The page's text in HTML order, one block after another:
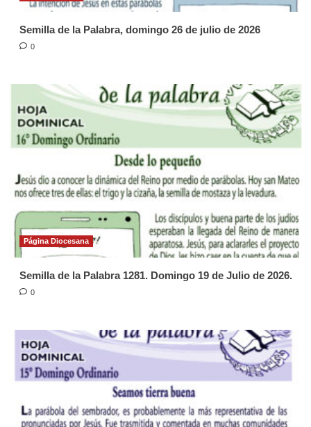
Semilla de la Palabra, domingo 26 de julio de 2026
0
Página Diocesana
Semilla de la Palabra 1281. Domingo 19 de Julio de 2026.
0